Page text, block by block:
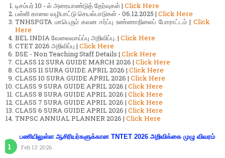
டிசம்பர் 10 - ல் அரையாண்டுத் தேர்வுகள் | Click Here
பள்ளி காலை வழிபாட்டு செயல்பாடுகள் - 06.12.2025 | Click Here
TNHSPGTA மாபெரும் கவன ஈர்ப்பு உண்ணாநிலைப் போராட்டம் | Click
Here
BEL INDIA வேலைவாய்ப்பு அறிவிப்பு. | Click Here
CTET 2026 அறிவிப்பு | Click Here
DSE - Non Teaching Staff Details | Click Here
CLASS 12 SURA GUIDE MARCH 2026 | Click Here
CLASS 11 SURA GUIDE APRIL 2026 | Click Here
CLASS 10 SURA GUIDE APRIL 2026 | Click Here
CLASS 9 SURA GUIDE APRIL 2026 | Click Here
CLASS 8 SURA GUIDE APRIL 2026 | Click Here
CLASS 7 SURA GUIDE APRIL 2026 | Click Here
CLASS 6 SURA GUIDE APRIL 2026 | Click Here
TNPSC ANNUAL PLANNER 2026 | Click Here
பணியிலுள்ள ஆசிரியர்களுக்கான TNTET 2026 அறிவிக்கை முழு விவரம்
Feb 13 2026